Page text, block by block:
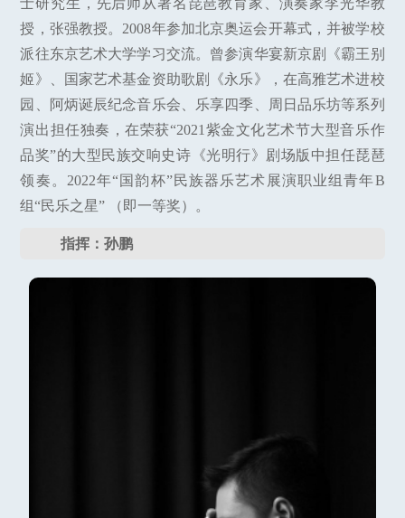
授，张强教授。2008年参加北京奥运会开幕式，并被学校
派往东京艺术大学学习交流。曾参演华宴新京剧《霸王别
姬》、国家艺术基金资助歌剧《永乐》，在高雅艺术进校
园、阿炳诞辰纪念音乐会、乐享四季、周日品乐坊等系列
演出担任独奏，在荣获“2021紫金文化艺术节大型音乐作
品奖”的大型民族交响史诗《光明行》剧场版中担任琵琶
领奏。2022年“国韵杯”民族器乐艺术展演职业组青年B
组“民乐之星” （即一等奖）。
指挥：孙鹏